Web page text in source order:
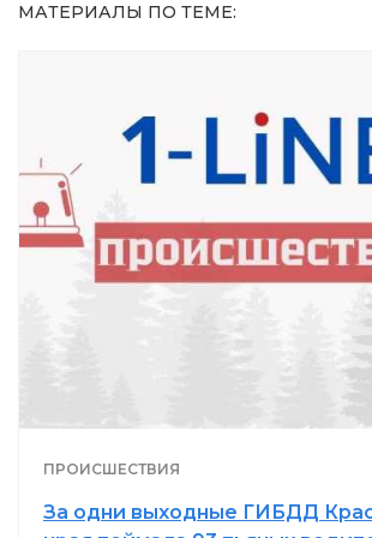
МАТЕРИАЛЫ ПО ТЕМЕ:
ПРОИСШЕСТВИЯ
За одни выходные ГИБДД